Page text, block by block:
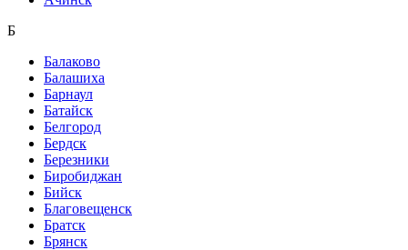
Б
Балаково
Балашиха
Барнаул
Батайск
Белгород
Бердск
Березники
Биробиджан
Бийск
Благовещенск
Братск
Брянск